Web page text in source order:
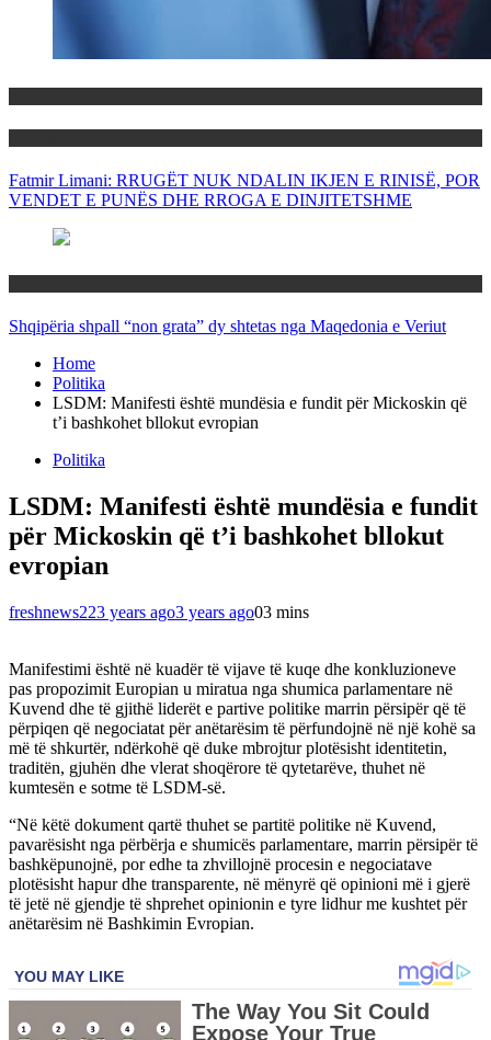
Fatmir Limani: RRUGËT NUK NDALIN IKJEN E RINISË, POR
VENDET E PUNËS DHE RROGA E DINJITETSHME
Shqipëria shpall “non grata” dy shtetas nga Maqedonia e Veriut
Home
Politika
LSDM: Manifesti është mundësia e fundit për Mickoskin që
t’i bashkohet bllokut evropian
Politika
LSDM: Manifesti është mundësia e fundit
për Mickoskin që t’i bashkohet bllokut
evropian
freshnews223 years ago3 years ago03 mins
Manifestimi është në kuadër të vijave të kuqe dhe konkluzioneve
pas propozimit Europian u miratua nga shumica parlamentare në
Kuvend dhe të gjithë liderët e partive politike marrin përsipër që të
përpiqen që negociatat për anëtarësim të përfundojnë në një kohë sa
më të shkurtër, ndërkohë që duke mbrojtur plotësisht identitetin,
traditën, gjuhën dhe vlerat shoqërore të qytetarëve, thuhet në
kumtesën e sotme të LSDM-së.
“Në këtë dokument qartë thuhet se partitë politike në Kuvend,
pavarësisht nga përbërja e shumicës parlamentare, marrin përsipër të
bashkëpunojnë, por edhe ta zhvillojnë procesin e negociatave
plotësisht hapur dhe transparente, në mënyrë që opinioni më i gjerë
të jetë në gjendje të shprehet opinionin e tyre lidhur me kushtet për
anëtarësim në Bashkimin Evropian.